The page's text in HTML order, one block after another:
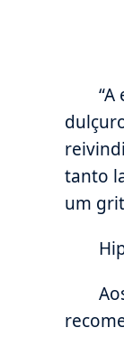
tanto
um